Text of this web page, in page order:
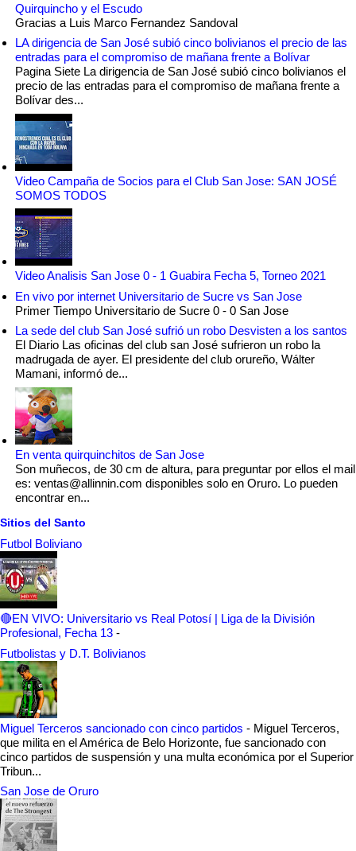
Quirquincho y el Escudo
Gracias a Luis Marco Fernandez Sandoval
LA dirigencia de San José subió cinco bolivianos el precio de las
entradas para el compromiso de mañana frente a Bolívar
Pagina Siete La dirigencia de San José subió cinco bolivianos el
precio de las entradas para el compromiso de mañana frente a
Bolívar des...
Video Campaña de Socios para el Club San Jose: SAN JOSÉ
SOMOS TODOS
Video Analisis San Jose 0 - 1 Guabira Fecha 5, Torneo 2021
En vivo por internet Universitario de Sucre vs San Jose
Primer Tiempo Universitario de Sucre 0 - 0 San Jose
La sede del club San José sufrió un robo Desvisten a los santos
El Diario Las oficinas del club san José sufrieron un robo la
madrugada de ayer. El presidente del club orureño, Wálter
Mamani, informó de...
En venta quirquinchitos de San Jose
Son muñecos, de 30 cm de altura, para preguntar por ellos el mail
es: ventas@allinnin.com disponibles solo en Oruro. Lo pueden
encontrar en...
Sitios del Santo
Futbol Boliviano
🔴EN VIVO: Universitario vs Real Potosí | Liga de la División
Profesional, Fecha 13 -
Futbolistas y D.T. Bolivianos
Miguel Terceros sancionado con cinco partidos - Miguel Terceros,
que milita en el América de Belo Horizonte, fue sancionado con
cinco partidos de suspensión y una multa económica por el Superior
Tribun...
San Jose de Oruro